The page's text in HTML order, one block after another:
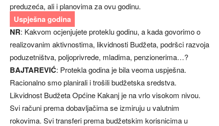
preduzeća, ali i planovima za ovu godinu.
Uspješna godina
NR: Kakvom ocjenjujete proteklu godinu, a kada govorimo o
realizovanim aktivnostima, likvidnosti Budžeta, podršci razvoja
poduzetništva, poljoprivrede, mladima, penzionerima…?
BAJTAREVIĆ: Protekla godina je bila veoma uspješna.
Racionalno smo planirali i trošili budžetska sredstva.
Likvidnost Budžeta Općine Kakanj je na vrlo visokom nivou.
Svi računi prema dobavljačima se izmiruju u valutnim
rokovima. Svi transferi prema budžetskim korisnicima u